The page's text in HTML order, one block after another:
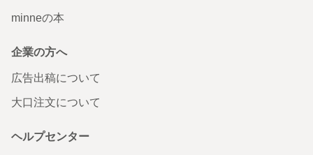
minneの本
企業の方へ
広告出稿について
大口注文について
ヘルプセンター